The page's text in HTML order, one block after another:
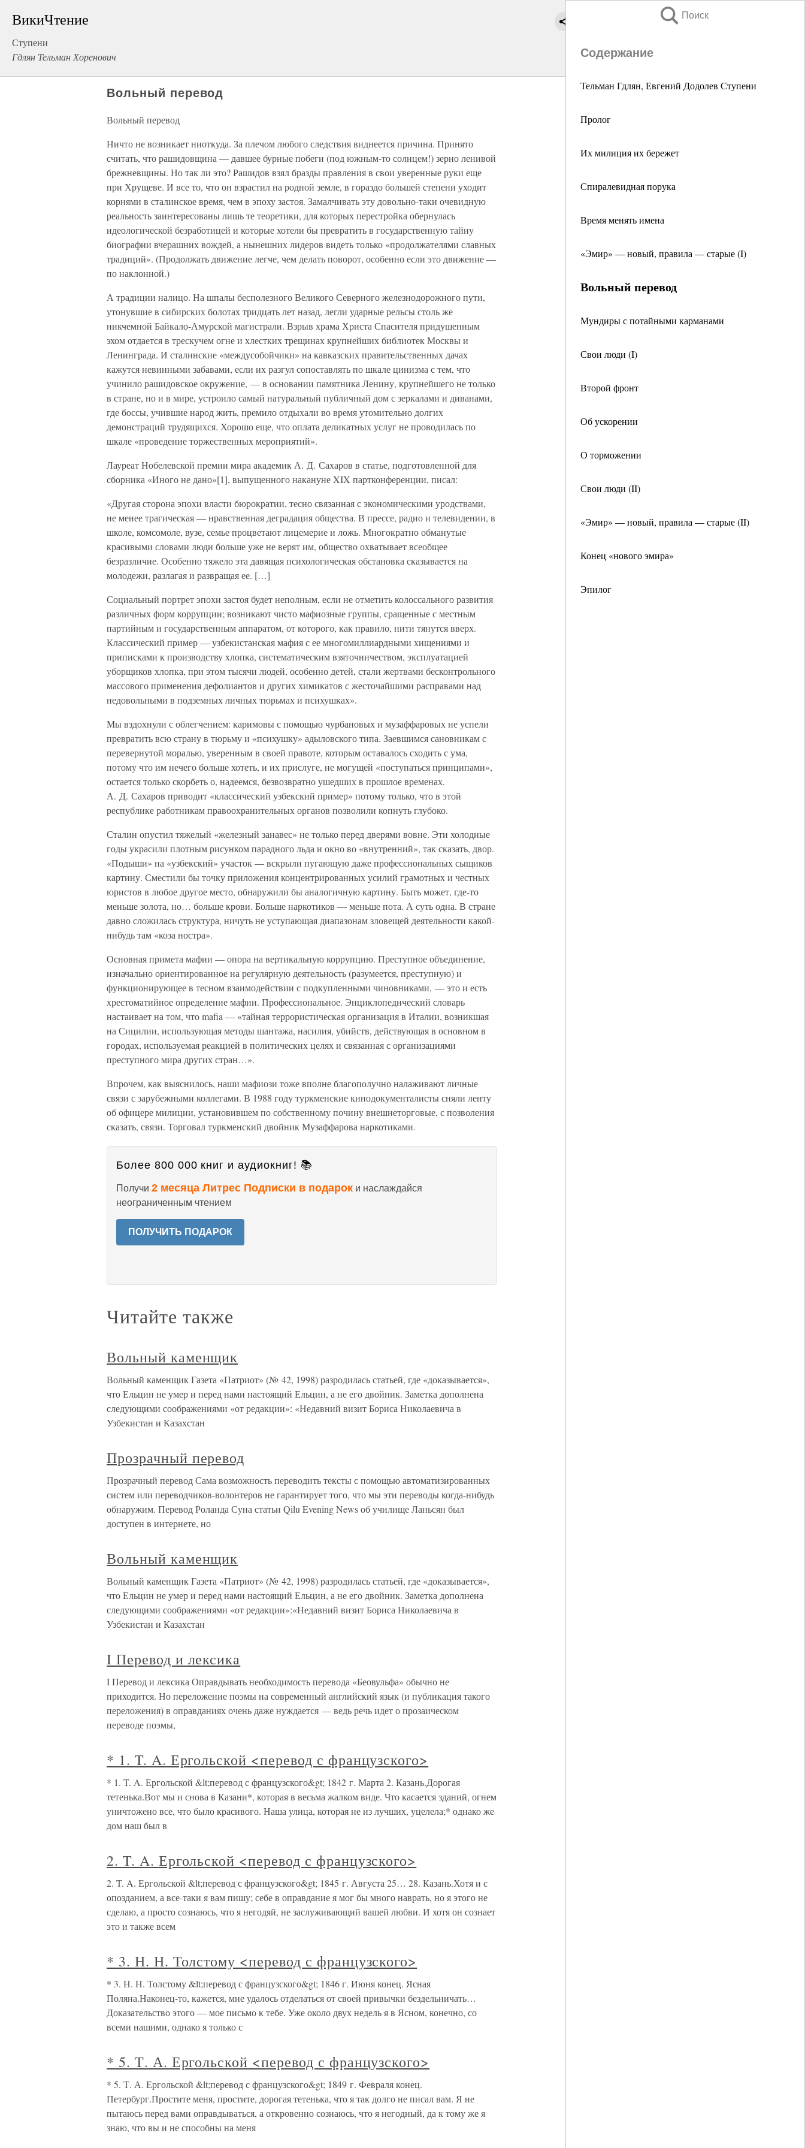
ВикиЧтение
Ступени
Гдлян Тельман Хоренович
Поиск
Содержание
Тельман Гдлян, Евгений Додолев Ступени
Пролог
Их милиция их бережет
Спиралевидная порука
Время менять имена
«Эмир» — новый, правила — старые (I)
Вольный перевод
Мундиры с потайными карманами
Свои люди (I)
Второй фронт
Об ускорении
О торможении
Свои люди (II)
«Эмир» — новый, правила — старые (II)
Конец «нового эмира»
Эпилог
Вольный перевод
Вольный перевод
Ничто не возникает ниоткуда. За плечом любого следствия виднеется причина. Принято
считать, что рашидовщина — давшее бурные побеги (под южным-то солнцем!) зерно ленивой
брежневщины. Но так ли это? Рашидов взял бразды правления в свои уверенные руки еще
при Хрущеве. И все то, что он взрастил на родной земле, в гораздо большей степени уходит
корнями в сталинское время, чем в эпоху застоя. Замалчивать эту довольно-таки очевидную
реальность заинтересованы лишь те теоретики, для которых перестройка обернулась
идеологической безработицей и которые хотели бы превратить в государственную тайну
биографии вчерашних вождей, а нынешних лидеров видеть только «продолжателями славных
традиций». (Продолжать движение легче, чем делать поворот, особенно если это движение —
по наклонной.)
А традиции налицо. На шпалы бесполезного Великого Северного железнодорожного пути,
утонувшие в сибирских болотах тридцать лет назад, легли ударные рельсы столь же
никчемной Байкало-Амурской магистрали. Взрыв храма Христа Спасителя придушенным
эхом отдается в трескучем огне и хлестких трещинах крупнейших библиотек Москвы и
Ленинграда. И сталинские «междусобойчики» на кавказских правительственных дачах
кажутся невинными забавами, если их разгул сопоставлять по шкале цинизма с тем, что
учинило рашидовское окружение, — в основании памятника Ленину, крупнейшего не только
в стране, но и в мире, устроило самый натуральный публичный дом с зеркалами и диванами,
где боссы, учившие народ жить, премило отдыхали во время утомительно долгих
демонстраций трудящихся. Хорошо еще, что оплата деликатных услуг не проводилась по
шкале «проведение торжественных мероприятий».
Лауреат Нобелевской премии мира академик А. Д. Сахаров в статье, подготовленной для
сборника «Иного не дано»[1], выпущенного накануне XIX партконференции, писал:
«Другая сторона эпохи власти бюрократии, тесно связанная с экономическими уродствами,
не менее трагическая — нравственная деградация общества. В прессе, радио и телевидении, в
школе, комсомоле, вузе, семье процветают лицемерие и ложь. Многократно обманутые
красивыми словами люди больше уже не верят им, общество охватывает всеобщее
безразличие. Особенно тяжело эта давящая психологическая обстановка сказывается на
молодежи, разлагая и развращая ее. […]
Социальный портрет эпохи застоя будет неполным, если не отметить колоссального развития
различных форм коррупции; возникают чисто мафиозные группы, сращенные с местным
партийным и государственным аппаратом, от которого, как правило, нити тянутся вверх.
Классический пример — узбекистанская мафия с ее многомиллиардными хищениями и
приписками к производству хлопка, систематическим взяточничеством, эксплуатацией
уборщиков хлопка, при этом тысячи людей, особенно детей, стали жертвами бесконтрольного
массового применения дефолиантов и других химикатов с жесточайшими расправами над
недовольными в подземных личных тюрьмах и психушках».
Мы вздохнули с облегчением: каримовы с помощью чурбановых и музаффаровых не успели
превратить всю страну в тюрьму и «психушку» адыловского типа. Заевшимся сановникам с
перевернутой моралью, уверенным в своей правоте, которым оставалось сходить с ума,
потому что им нечего больше хотеть, и их прислуге, не могущей «поступаться принципами»,
остается только скорбеть о, надеемся, безвозвратно ушедших в прошлое временах.
А. Д. Сахаров приводит «классический узбекский пример» потому только, что в этой
республике работникам правоохранительных органов позволили копнуть глубоко.
Сталин опустил тяжелый «железный занавес» не только перед дверями вовне. Эти холодные
годы украсили плотным рисунком парадного льда и окно во «внутренний», так сказать, двор.
«Подыши» на «узбекский» участок — вскрыли пугающую даже профессиональных сыщиков
картину. Сместили бы точку приложения концентрированных усилий грамотных и честных
юристов в любое другое место, обнаружили бы аналогичную картину. Быть может, где-то
меньше золота, но… больше крови. Больше наркотиков — меньше пота. А суть одна. В стране
давно сложилась структура, ничуть не уступающая диапазонам зловещей деятельности какой-
нибудь там «коза ностра».
Основная примета мафии — опора на вертикальную коррупцию. Преступное объединение,
изначально ориентированное на регулярную деятельность (разумеется, преступную) и
функционирующее в тесном взаимодействии с подкупленными чиновниками, — это и есть
хрестоматийное определение мафии. Профессиональное. Энциклопедический словарь
настаивает на том, что mafia — «тайная террористическая организация в Италии, возникшая
на Сицилии, использующая методы шантажа, насилия, убийств, действующая в основном в
городах, используемая реакцией в политических целях и связанная с организациями
преступного мира других стран…».
Впрочем, как выяснилось, наши мафиози тоже вполне благополучно налаживают личные
связи с зарубежными коллегами. В 1988 году туркменские кинодокументалисты сняли ленту
об офицере милиции, установившем по собственному почину внешнеторговые, с позволения
сказать, связи. Торговал туркменский двойник Музаффарова наркотиками.
Более 800 000 книг и аудиокниг! 📚
Получи 2 месяца Литрес Подписки в подарок и наслаждайся
неограниченным чтением
ПОЛУЧИТЬ ПОДАРОК
Читайте также
Вольный каменщик
Вольный каменщик Газета «Патриот» (№ 42, 1998) разродилась статьей, где «доказывается»,
что Ельцин не умер и перед нами настоящий Ельцин, а не его двойник. Заметка дополнена
следующими соображениями «от редакции»: «Недавний визит Бориса Николаевича в
Узбекистан и Казахстан
Прозрачный перевод
Прозрачный перевод Сама возможность переводить тексты с помощью автоматизированных
систем или переводчиков-волонтеров не гарантирует того, что мы эти переводы когда-нибудь
обнаружим. Перевод Роланда Суна статьи Qilu Evening News об училище Ланьсян был
доступен в интернете, но
Вольный каменщик
Вольный каменщик Газета «Патриот» (№ 42, 1998) разродилась статьей, где «доказывается»,
что Ельцин не умер и перед нами настоящий Ельцин, а не его двойник. Заметка дополнена
следующими соображениями «от редакции»:«Недавний визит Бориса Николаевича в
Узбекистан и Казахстан
I Перевод и лексика
I Перевод и лексика Оправдывать необходимость перевода «Беовульфа» обычно не
приходится. Но переложение поэмы на современный английский язык (и публикация такого
переложения) в оправданиях очень даже нуждается — ведь речь идет о прозаическом
переводе поэмы,
* 1. T. A. Ергольской <перевод с французского>
* 1. T. A. Ергольской &lt;перевод с французского&gt; 1842 г. Марта 2. Казань.Дорогая
тетенька.Вот мы и снова в Казани*, которая в весьма жалком виде. Что касается зданий, огнем
уничтожено все, что было красивого. Наша улица, которая не из лучших, уцелела;* однако же
дом наш был в
2. T. A. Ергольской <перевод с французского>
2. T. A. Ергольской &lt;перевод с французского&gt; 1845 г. Августа 25… 28. Казань.Хотя и с
опозданием, а все-таки я вам пишу; себе в оправдание я мог бы много наврать, но я этого не
сделаю, а просто сознаюсь, что я негодяй, не заслуживающий вашей любви. И хотя он сознает
это и также всем
* 3. Н. Н. Толстому <перевод с французского>
* 3. Н. Н. Толстому &lt;перевод с французского&gt; 1846 г. Июня конец. Ясная
Поляна.Наконец-то, кажется, мне удалось отделаться от своей привычки бездельничать…
Доказательство этого — мое письмо к тебе. Уже около двух недель я в Ясном, конечно, со
всеми нашими, однако я только с
* 5. Т. А. Ергольской <перевод с французского>
* 5. Т. А. Ергольской &lt;перевод с французского&gt; 1849 г. Февраля конец.
Петербург.Простите меня, простите, дорогая тетенька, что я так долго не писал вам. Я не
пытаюсь перед вами оправдываться, а откровенно сознаюсь, что я негодный, да к тому же я
знаю, что вы и не способны на меня